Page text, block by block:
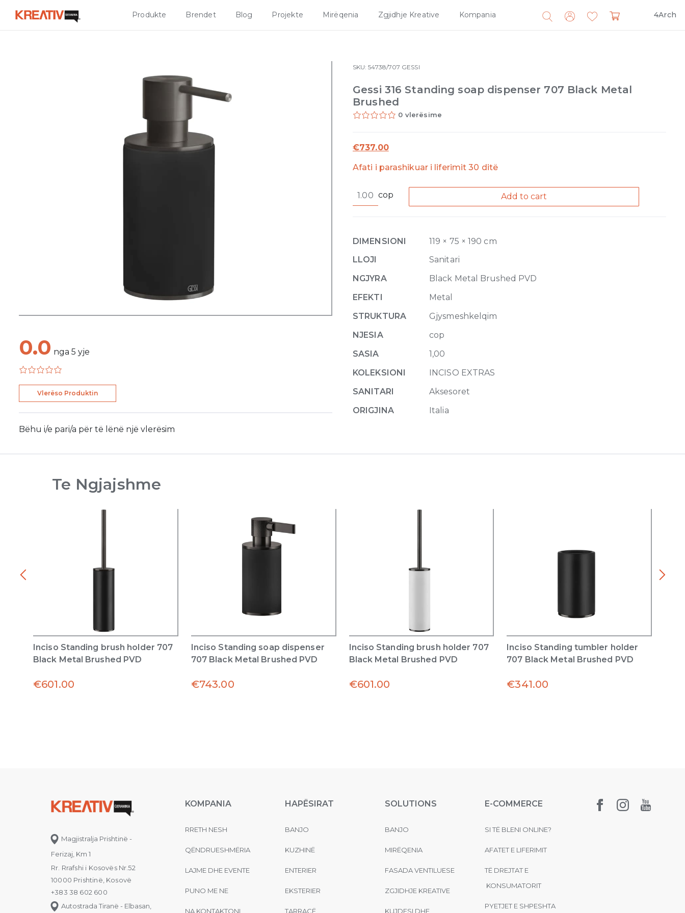
Produkte Brendet Blog Projekte Mirëqenia Zgjidhje Kreative Kompania 4Arch
Search
for:
0.0 nga 5 yje
Vlerëso Produktin
Bëhu i/e pari/a për të lënë një vlerësim
SKU:54738/707 GESSI
Gessi 316 Standing soap dispenser 707 Black Metal
Brushed
0 vlerësime
€737.00
Afati i parashikuar i liferimit 30 ditë
316
707
Black
Brushed
quantity
cop Add to cart
DIMENSIONI
119 × 75 × 190 cm
LLOJI
Sanitari
NGJYRA
Black Metal Brushed PVD
EFEKTI
Metal
STRUKTURA
Gjysmeshkelqim
NJESIA
cop
SASIA
1,00
KOLEKSIONI
INCISO EXTRAS
SANITARI
Aksesoret
ORIGJINA
Italia
Te Ngjajshme
Inciso Standing brush holder 707
Black Metal Brushed PVD
€601.00
Inciso Standing soap dispenser
707 Black Metal Brushed PVD
€743.00
Inciso Standing brush holder 707
Black Metal Brushed PVD
€601.00
Inciso Standing tumbler holder
707 Black Metal Brushed PVD
€341.00
Magjistralja Prishtinë -
Ferizaj, Km 1
Rr. Rrafshi i Kosovës Nr.52
10000 Prishtinë, Kosovë
+383 38 602 600
Autostrada Tiranë - Elbasan,
KOMPANIA
RRETH NESH
QËNDRUESHMËRIA
LAJME DHE EVENTE
PUNO ME NE
NA KONTAKTONI
HAPËSIRAT
BANJO
KUZHINË
ENTERIER
EKSTERIER
TARRACË
SOLUTIONS
BANJO
MIRËQENIA
FASADA VENTILUESE
ZGJIDHJE KREATIVE
KUJDESI DHE
E-COMMERCE
SI TË BLENI ONLINE?
AFATET E LIFERIMIT
TË DREJTAT E
KONSUMATORIT
PYETJET E SHPESHTA